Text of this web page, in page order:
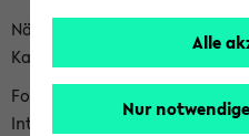
Näheres zu Vorteilen und
Kalenderintegration können
Folgende Kalender bietet
Integration an:
Alle
Nur